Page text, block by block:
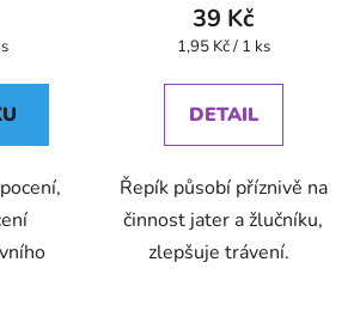
39 Kč
Měrná
1,95 Kč / 1 ks
DETAIL
Řepík působí příznivě na
činnost jater a žlučníku,
zlepšuje trávení.